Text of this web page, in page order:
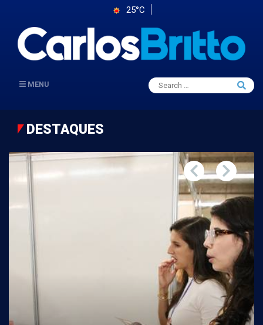
25°C
MENU
Search
for:
Search
DESTAQUES